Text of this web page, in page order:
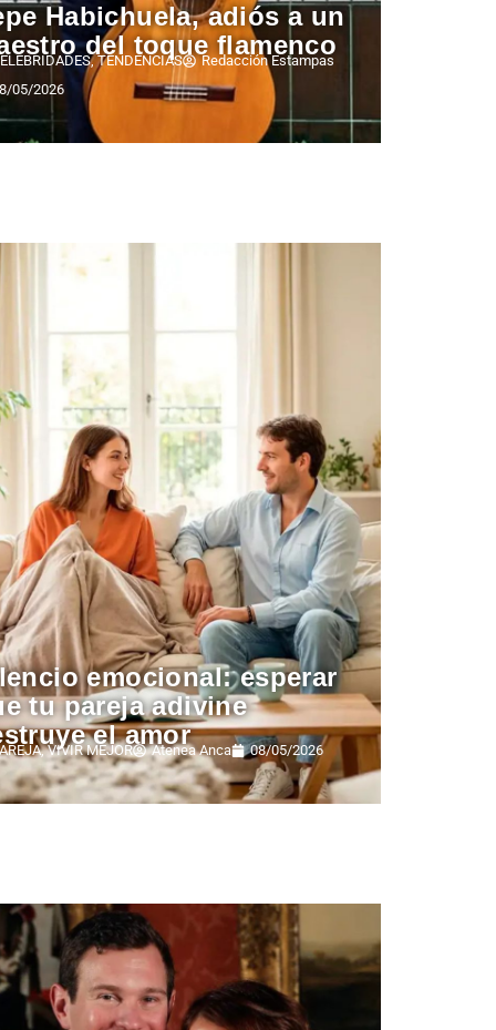
Habichuela, adiós a un
del toque flamenco
,TENDENCIAS
Redacción Estampas
05/2026
emocional: esperar
tu pareja adivine
el amor
,VIVIR MEJOR Atenea Anca 08/05/2026